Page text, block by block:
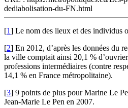
dediabolisation-du-FN.html
[1] Le nom des lieux et des individus
[2] En 2012, d’après les données du
la ville comptait ainsi 20,1 %
professions intermédiaires (contre
14,1 % en France métropolitaine).
[3] 9 points de plus pour Marine Le
Jean‑Marie Le Pen en 2007.